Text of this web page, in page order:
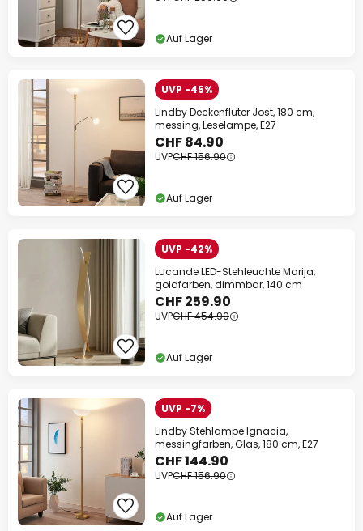
Auf Lager
UVP -45%
Lindby Deckenfluter Jost, 180 cm,
messing, Leselampe, E27
CHF 84.90
UVPCHF 156.90
Auf Lager
UVP -42%
Lucande LED-Stehleuchte Marija,
goldfarben, dimmbar, 140 cm
CHF 259.90
UVPCHF 454.90
Auf Lager
UVP -7%
Lindby Stehlampe Ignacia,
messingfarben, Glas, 180 cm, E27
CHF 144.90
UVPCHF 156.90
Auf Lager